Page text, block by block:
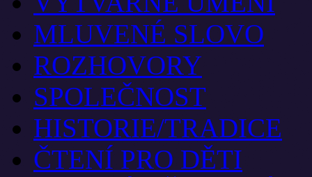
MLUVENÉ SLOVO
ROZHOVORY
SPOLEČNOST
HISTORIE/TRADICE
ČTENÍ PRO DĚTI